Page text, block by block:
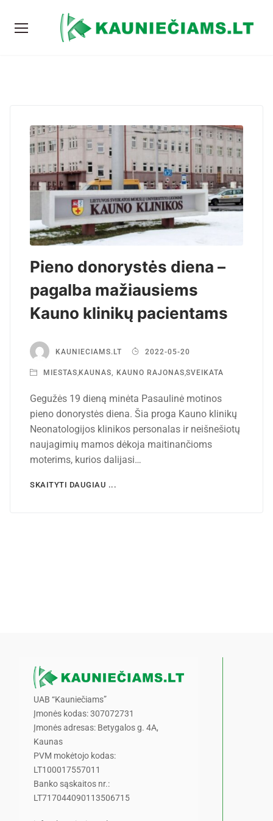
Pieno donorystės diena –
pagalba mažiausiems
Kauno klinikų pacientams
KAUNIECIAMS.LT 2022-05-20
MIESTAS,KAUNAS, KAUNO RAJONAS,SVEIKATA
Gegužės 19 dieną minėta Pasaulinė motinos
pieno donorystės diena. Šia proga Kauno klinikų
Neonatologijos klinikos personalas ir neišnešiotų
naujagimių mamos dėkoja maitinančioms
moterims, kurios dalijasi…
SKAITYTI DAUGIAU ...
UAB “Kauniečiams”
Įmonės kodas: 307072731
Įmonės adresas: Betygalos g. 4A,
Kaunas
PVM mokėtojo kodas:
LT100017557011
Banko sąskaitos nr.:
LT717044090113506715